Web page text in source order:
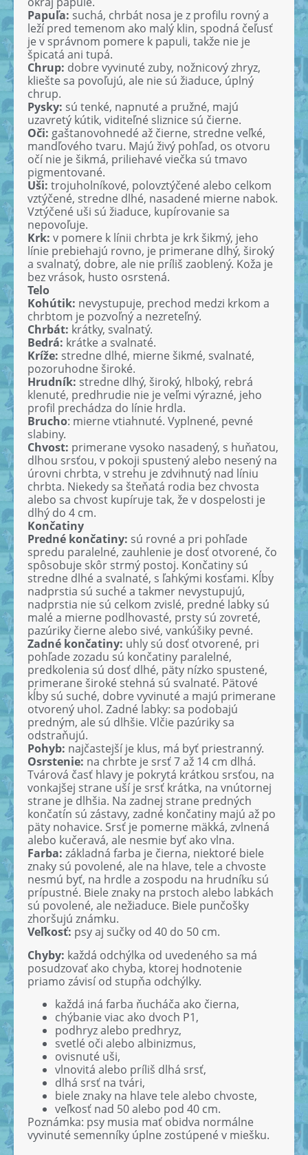
Papuľa: suchá, chrbát nosa je z profilu rovný a
leží pred temenom ako malý klin, spodná čeľusť
je v správnom pomere k papuli, takže nie je
špicatá ani tupá.
Chrup: dobre vyvinuté zuby, nožnicový zhryz,
kliešte sa povoľujú, ale nie sú žiaduce, úplný
chrup.
Pysky: sú tenké, napnuté a pružné, majú
uzavretý kútik, viditeľné sliznice sú čierne.
Oči: gaštanovohnedé až čierne, stredne veľké,
mandľového tvaru. Majú živý pohľad, os otvoru
očí nie je šikmá, priliehavé viečka sú tmavo
pigmentované.
Uši: trojuholníkové, polovztýčené alebo celkom
vztýčené, stredne dlhé, nasadené mierne nabok.
Vztýčené uši sú žiaduce, kupírovanie sa
nepovoľuje.
Krk: v pomere k línii chrbta je krk šikmý, jeho
línie prebiehajú rovno, je primerane dlhý, široký
a svalnatý, dobre, ale nie príliš zaoblený. Koža je
bez vrások, husto osrstená.
Telo
Kohútik: nevystupuje, prechod medzi krkom a
chrbtom je pozvoľný a nezreteľný.
Chrbát: krátky, svalnatý.
Bedrá: krátke a svalnaté.
Kríže: stredne dlhé, mierne šikmé, svalnaté,
pozoruhodne široké.
Hrudník: stredne dlhý, široký, hlboký, rebrá
klenuté, predhrudie nie je veľmi výrazné, jeho
profil prechádza do línie hrdla.
Brucho: mierne vtiahnuté. Vyplnené, pevné
slabiny.
Chvost: primerane vysoko nasadený, s huňatou,
dlhou srsťou, v pokoji spustený alebo nesený na
úrovni chrbta, v strehu je zdvihnutý nad líniu
chrbta. Niekedy sa šteňatá rodia bez chvosta
alebo sa chvost kupíruje tak, že v dospelosti je
dlhý do 4 cm.
Končatiny
Predné končatiny: sú rovné a pri pohľade
spredu paralelné, zauhlenie je dosť otvorené, čo
spôsobuje skôr strmý postoj. Končatiny sú
stredne dlhé a svalnaté, s ľahkými kosťami. Kĺby
nadprstia sú suché a takmer nevystupujú,
nadprstia nie sú celkom zvislé, predné labky sú
malé a mierne podlhovasté, prsty sú zovreté,
pazúriky čierne alebo sivé, vankúšiky pevné.
Zadné končatiny: uhly sú dosť otvorené, pri
pohľade zozadu sú končatiny paralelné,
predkolenia sú dosť dlhé, päty nízko spustené,
primerane široké stehná sú svalnaté. Pätové
kĺby sú suché, dobre vyvinuté a majú primerane
otvorený uhol. Zadné labky: sa podobajú
predným, ale sú dlhšie. Vlčie pazúriky sa
odstraňujú.
Pohyb: najčastejší je klus, má byť priestranný.
Osrstenie: na chrbte je srsť 7 až 14 cm dlhá.
Tvárová časť hlavy je pokrytá krátkou srsťou, na
vonkajšej strane uší je srsť krátka, na vnútornej
strane je dlhšia. Na zadnej strane predných
končatín sú zástavy, zadné končatiny majú až po
päty nohavice. Srsť je pomerne mäkká, zvlnená
alebo kučeravá, ale nesmie byť ako vlna.
Farba: základná farba je čierna, niektoré biele
znaky sú povolené, ale na hlave, tele a chvoste
nesmú byť, na hrdle a zospodu na hrudníku sú
prípustné. Biele znaky na prstoch alebo labkách
sú povolené, ale nežiaduce. Biele punčošky
zhoršujú známku.
Veľkosť: psy aj sučky od 40 do 50 cm.
Chyby: každá odchýlka od uvedeného sa má
posudzovať ako chyba, ktorej hodnotenie
priamo závisí od stupňa odchýlky.
každá iná farba ňucháča ako čierna,
chýbanie viac ako dvoch P1,
podhryz alebo predhryz,
svetlé oči alebo albinizmus,
ovisnuté uši,
vlnovitá alebo príliš dlhá srsť,
dlhá srsť na tvári,
biele znaky na hlave tele alebo chvoste,
veľkosť nad 50 alebo pod 40 cm.
Poznámka: psy musia mať obidva normálne
vyvinuté semenníky úplne zostúpené v miešku.